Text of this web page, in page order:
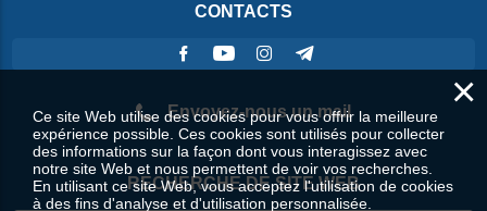
CONTACTS
Envoyez-nous un mail
RECHERCHE DE SITE WEB
×
Ce site Web utilise des cookies pour vous offrir la meilleure
expérience possible. Ces cookies sont utilisés pour collecter
des informations sur la façon dont vous interagissez avec
notre site Web et nous permettent de voir vos recherches.
En utilisant ce site Web, vous acceptez l'utilisation de cookies
à des fins d'analyse et d'utilisation personnalisée.